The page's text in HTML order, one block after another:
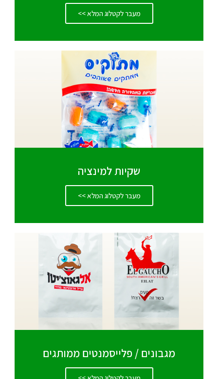
מעבר לקטלוג המלא >>
שקיות למינציה
מעבר לקטלוג המלא >>
מגבונים / פלייסמנטים ממותגים